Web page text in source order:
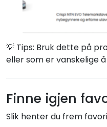
💡 Tips: Bruk dette på
eller som er vanskelige
Finne igjen
Slik henter du frem